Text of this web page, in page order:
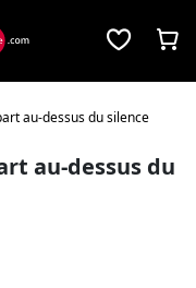
au-dessus du silence
au-dessus du